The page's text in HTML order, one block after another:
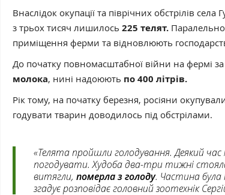
Внаслідок окупації та піврічних обстрілів
з трьох тисяч лишилось 225 телят.
приміщення ферми та відновлюють
До початку повномасштабної війни на фермі
молока, нині надоюють по 400 літрів.
Рік тому, на початку березня, росіяни
годувати тварин доводилось під обстрілами.
«Телята пройшли голодування. Деякий
погодувати. Худоба два-три тижні
витягли, померла з голоду. Частина
згадує розповідає головний зоотехнік